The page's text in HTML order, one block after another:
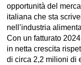
opportunità del
italiana che sta
nell’industria
Con un fatturato
in netta crescita
di circa 2,2 milioni di